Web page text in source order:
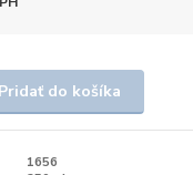
Pridať do košíka
1656